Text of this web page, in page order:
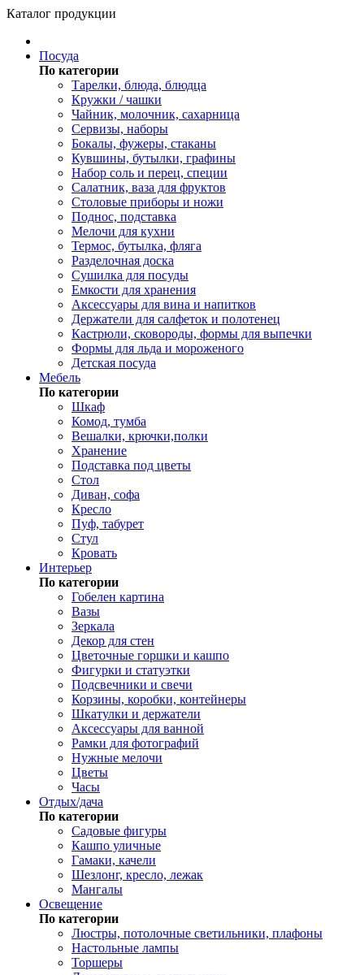
Каталог продукции
Посуда
По категории
Тарелки, блюда, блюдца
Кружки / чашки
Чайник, молочник, сахарница
Сервизы, наборы
Бокалы, фужеры, стаканы
Кувшины, бутылки, графины
Набор соль и перец, специи
Салатник, ваза для фруктов
Столовые приборы и ножи
Поднос, подставка
Мелочи для кухни
Термос, бутылка, фляга
Разделочная доска
Сушилка для посуды
Емкости для хранения
Аксессуары для вина и напитков
Держатели для салфеток и полотенец
Кастрюли, сковороды, формы для выпечки
Формы для льда и мороженого
Детская посуда
Мебель
По категории
Шкаф
Комод, тумба
Вешалки, крючки,полки
Хранение
Подставка под цветы
Стол
Диван, софа
Кресло
Пуф, табурет
Стул
Кровать
Интерьер
По категории
Гобелен картина
Вазы
Зеркала
Декор для стен
Цветочные горшки и кашпо
Фигурки и статуэтки
Подсвечники и свечи
Корзины, коробки, контейнеры
Шкатулки и держатели
Аксессуары для ванной
Рамки для фотографий
Нужные мелочи
Цветы
Часы
Отдых/дача
По категории
Садовые фигуры
Кашпо уличные
Гамаки, качели
Шезлонг, кресло, лежак
Мангалы
Освещение
По категории
Люстры, потолочные светильники, плафоны
Настольные лампы
Торшеры